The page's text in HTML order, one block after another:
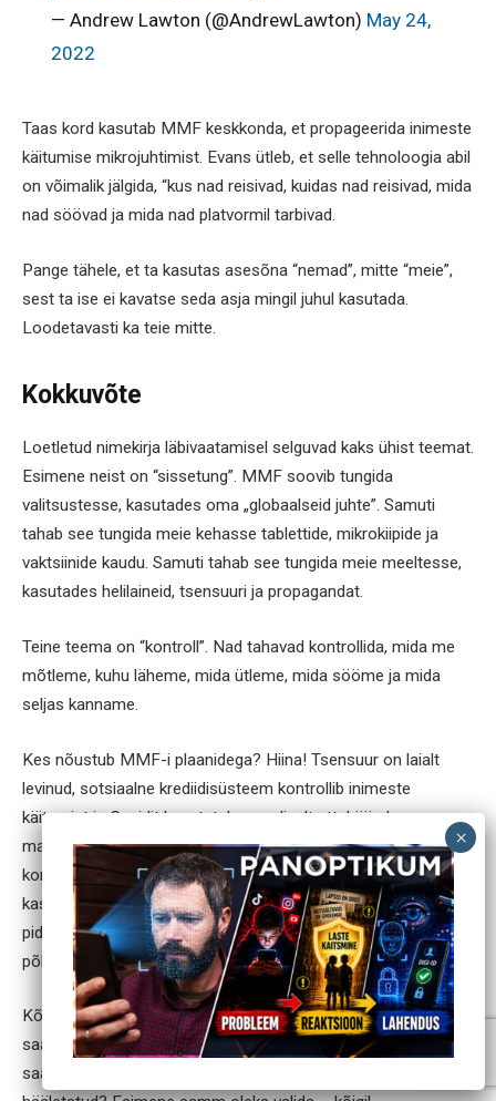
— Andrew Lawton (@AndrewLawton) May 24,
2022
Taas kord kasutab MMF keskkonda, et propageerida inimeste
käitumise mikrojuhtimist. Evans ütleb, et selle tehnoloogia abil
on võimalik jälgida, “kus nad reisivad, kuidas nad reisivad, mida
nad söövad ja mida nad platvormil tarbivad.
Pange tähele, et ta kasutas asesõna “nemad”, mitte “meie”,
sest ta ise ei kavatse seda asja mingil juhul kasutada.
Loodetavasti ka teie mitte.
Kokkuvõte
Loetletud nimekirja läbivaatamisel selguvad kaks ühist teemat.
Esimene neist on “sissetung”. MMF soovib tungida
valitsustesse, kasutades oma „globaalseid juhte”. Samuti
tahab see tungida meie kehasse tablettide, mikrokiipide ja
vaktsiinide kaudu. Samuti tahab see tungida meie meeltesse,
kasutades helilaineid, tsensuuri ja propagandat.
Teine teema on “kontroll”. Nad tahavad kontrollida, mida me
mõtleme, kuhu läheme, mida ütleme, mida sööme ja mida
seljas kanname.
Kes nõustub MMF-i plaanidega? Hiina! Tsensuur on laialt
levinud, sotsiaalne krediidisüsteem kontrollib inimeste
käitumist ja Covidit kasutatakse endiselt ettekäändena
massiliseks inimeste lukustamiseks ja kogu elanikkonna
kontrollimiseks. Rääkimata konkreetsete koonduslaagrite
kasutamisest. Kõigest sellest hoolimata on Hiina ametnikud
pidevalt MMF-i kohtumistel kohal. Miks? Sest Hiina on
põhimõtteliselt MMF-i poliitika laboratoorium.
Kõike seda arvesse võttes tekib küsimus, et kuidas me
saame selle MMF-i hullumeelsuse vastu võidelda? Kuidas me
saame neid välja hääletada, kui neid pole kunagi sisse